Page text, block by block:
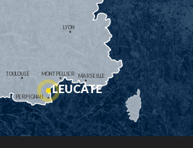
MONTPELLIER
PERPIGNAN
MARSEILLE
TOULOUSE
LYON
LEUCATE